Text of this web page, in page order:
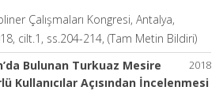
Çalışmaları Kongresi, Antalya,
cilt.1, ss.204-214, (Tam Metin Bildiri)
2018
Bulunan Turkuaz Mesire
Kullanıcılar Açısından İncelenmesi